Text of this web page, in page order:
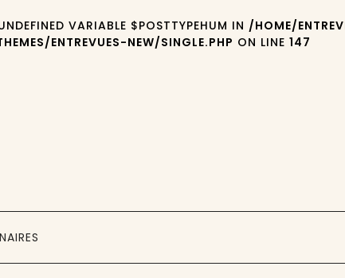
VARIABLE $POSTTYPEHUM IN /HOME/
ENTREVUES-NEW/SINGLE.PHP ON LINE147